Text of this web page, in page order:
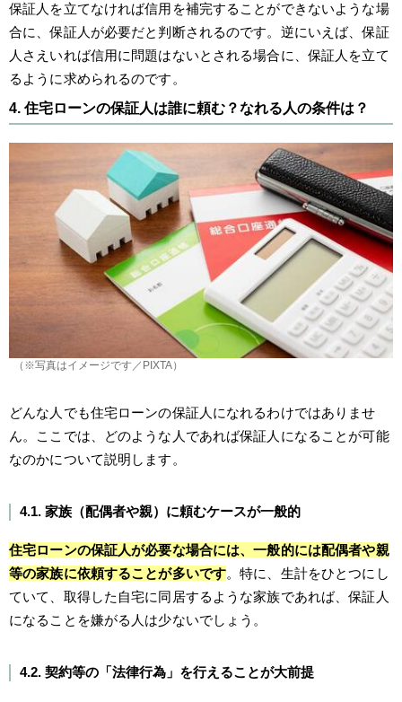
保証人を立てなければ信用を補完することができないような場
合に、保証人が必要だと判断されるのです。逆にいえば、保証
人さえいれば信用に問題はないとされる場合に、保証人を立て
るように求められるのです。
4. 住宅ローンの保証人は誰に頼む？なれる人の条件は？
（※写真はイメージです／PIXTA）
どんな人でも住宅ローンの保証人になれるわけではありませ
ん。ここでは、どのような人であれば保証人になることが可能
なのかについて説明します。
4.1. 家族（配偶者や親）に頼むケースが一般的
住宅ローンの保証人が必要な場合には、一般的には配偶者や親
等の家族に依頼することが多いです。特に、生計をひとつにし
ていて、取得した自宅に同居するような家族であれば、保証人
になることを嫌がる人は少ないでしょう。
4.2. 契約等の「法律行為」を行えることが大前提